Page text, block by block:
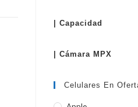
| Capacidad
| Cámara MPX
Celulares En